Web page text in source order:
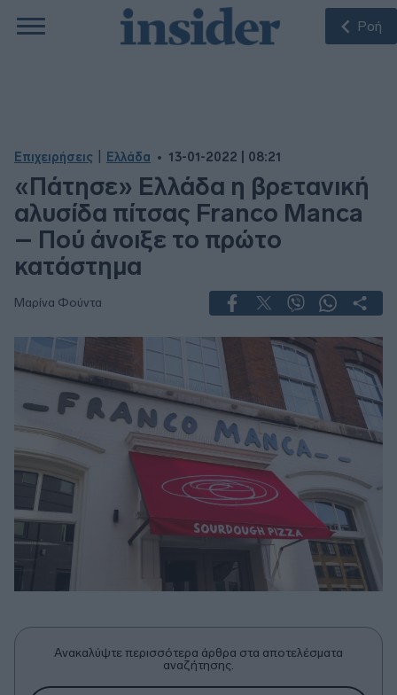
Ροή
Επιχειρήσεις Ελλάδα 13-01-2022 | 08:21
«Πάτησε» Ελλάδα η βρετανική
αλυσίδα πίτσας Franco Manca
– Πού άνοιξε το πρώτο
κατάστημα
Μαρίνα Φούντα
Ανακαλύψτε περισσότερα άρθρα στα αποτελέσματα
αναζήτησης.